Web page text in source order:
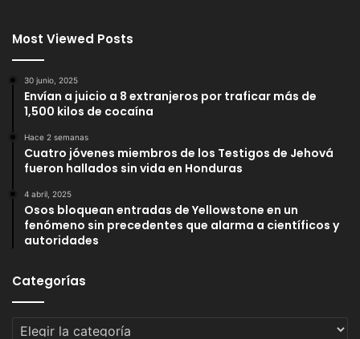
Most Viewed Posts
30 junio, 2025
Envían a juicio a 8 extranjeros por traficar más de
1,500 kilos de cocaína
Hace 2 semanas
Cuatro jóvenes miembros de los Testigos de Jehová
fueron hallados sin vida en Honduras
4 abril, 2025
Osos bloquean entradas de Yellowstone en un
fenómeno sin precedentes que alarma a científicos y
autoridades
Categorías
Categorías